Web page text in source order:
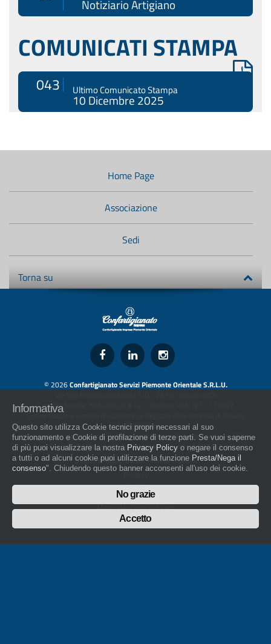
Notiziario Artigiano
COMUNICATI STAMPA
043 Ultimo Comunicato Stampa
10 Dicembre 2025
Home Page
Associazione
Sedi
Torna su
© 2026Confartigianato Servizi Piemonte Orientale S.R.L.U.
Capitale Sociale: 526.000,00 € i.v. - Numero REA: NO - 173322
Codice fiscale e numero di iscrizione al Registro delle Imprese di Novara
01436930034
artigiani.it è registrato nel Registro della Stampa Periodica con il nr. 562
con Decreto del Presidente del Tribunale di Novara del 07/03/13
Direttore Responsabile: Amleto Impaloni
Privacy
Cookie
Whistleblowing
Manuale d'uso del logo
Policy sulla Parità di genere
Informativa
Questo sito utilizza Cookie tecnici propri necessari al suo
funzionamento e Cookie di profilazione di terze parti. Se vuoi saperne
di più puoi visualizzare la nostra Privacy Policy o negare il consenso
a tutti o ad alcuni cookie puoi utilizzare la funzione Presta/Nega il
consenso". Chiudendo questo banner acconsenti all'uso dei cookie.
No grazie
Accetto